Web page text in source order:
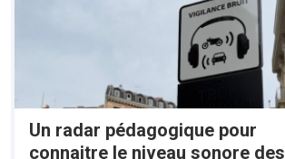
Un radar pédagogique pour
connaitre le niveau sonore des